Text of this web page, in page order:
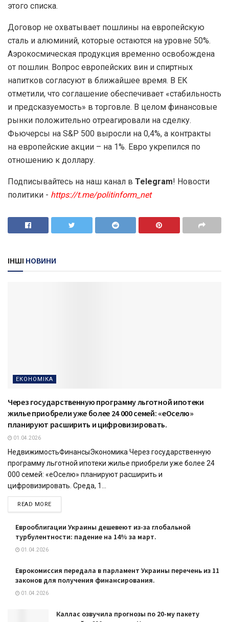
этого списка.
Договор не охватывает пошлины на европейскую
сталь и алюминий, которые остаются на уровне 50%.
Аэрокосмическая продукция временно освобождена
от пошлин. Вопрос европейских вин и спиртных
напитков согласуют в ближайшее время. В ЕК
отметили, что соглашение обеспечивает «стабильность
и предсказуемость» в торговле. В целом финансовые
рынки положительно отреагировали на сделку.
Фьючерсы на S&P 500 выросли на 0,4%, а контракты
на европейские акции – на 1%. Евро укрепился по
отношению к доллару.
Подписывайтесь на наш канал в Telegram! Новости
политики - https://t.me/politinform_net
ІНШІ НОВИНИ
ЕКОНОМІКА
Через государственную программу льготной ипотеки
жилье приобрели уже более 24 000 семей: «еОселю»
планируют расширить и цифровизировать.
01.04.2026
НедвижимостьФинансыЭкономика Через государственную
программу льготной ипотеки жилье приобрели уже более 24
000 семей: «еОселю» планируют расширить и
цифровизировать. Среда, 1...
READ MORE
Еврооблигации Украины дешевеют из-за глобальной
турбулентности: падение на 14% за март.
01.04.2026
Еврокомиссия передала в парламент Украины перечень из 11
законов для получения финансирования.
01.04.2026
Каллас озвучила прогнозы по 20-му пакету